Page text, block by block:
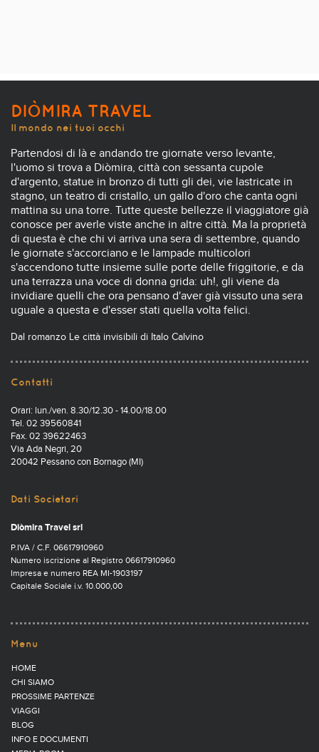
DIÒMIRA TRAVEL
Il mondo nei tuoi occhi
Partendosi di là e andando tre giornate verso levante,
l'uomo si trova a Diòmira, città con sessanta cupole
d'argento, statue in bronzo di tutti gli dei, vie lastricate in
stagno, un teatro di cristallo, un gallo d'oro che canta ogni
mattina su una torre. Tutte queste bellezze il viaggiatore già
conosce per averle viste anche in altre città. Ma la proprietà
di questa è che chi vi arriva una sera di settembre, quando
le giornate s'accorciano e le lampade multicolori
s'accendono tutte insieme sulle porte delle friggitorie, e da
una terrazza una voce di donna grida: uh!, gli viene da
invidiare quelli che ora pensano d'aver già vissuto una sera
uguale a questa e d'esser stati quella volta felici.
Dal romanzo Le città invisibili di Italo Calvino
Contatti
Orari: lun./ven. 8.30/12.30 - 14.00/18.00
Tel. 02 39560841
Fax. 02 39622463
Via Ada Negri, 20
20042 Pessano con Bornago (MI)
Dati Societari
Diòmira Travel srl
P.IVA / C.F. 06617910960
Numero iscrizione al Registro 06617910960
Impresa e numero REA MI-1903197
Capitale Sociale i.v. 10.000,00
Menu
HOME
CHI SIAMO
PROSSIME PARTENZE
VIAGGI
BLOG
INFO E DOCUMENTI